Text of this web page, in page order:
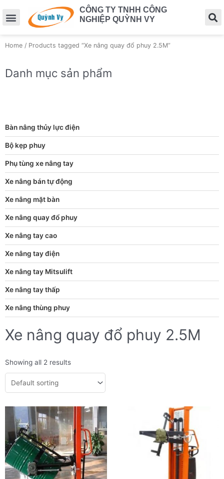
CÔNG TY TNHH CÔNG
NGHIỆP QUỲNH VY
Home / Products tagged “Xe nâng quay đổ phuy 2.5M”
Danh mục sản phẩm
Bàn nâng thủy lực điện
Bộ kẹp phuy
Phụ tùng xe nâng tay
Xe nâng bán tự động
Xe nâng mặt bàn
Xe nâng quay đổ phuy
Xe nâng tay cao
Xe nâng tay điện
Xe nâng tay Mitsulift
Xe nâng tay thấp
Xe nâng thùng phuy
Xe nâng quay đổ phuy 2.5M
Showing all 2 results